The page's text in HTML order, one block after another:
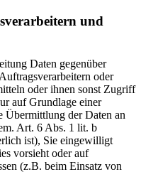
und
Daten gegenüber
oder
oder ihnen sonst Zugriff
auf Grundlage einer
Übermittlung der Daten an
Art. 6 Abs. 1 lit. b
ist), Sie eingewilligt
vorsieht oder auf
(z.B. beim Einsatz von